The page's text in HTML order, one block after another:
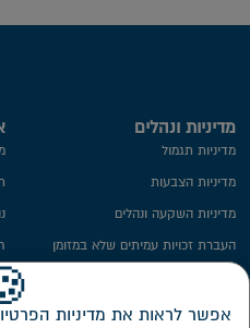
מדיניות ונהלים
מדיניות תגמול
מדיניות הצבעות
מדיניות השקעה ונהלים
העברת זכויות עמיתים שלא במזומן
מידע סטטיסטי
אפשר לראות את מדיניות